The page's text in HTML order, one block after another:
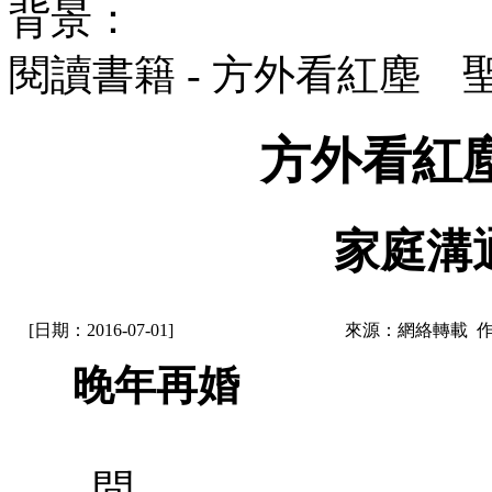
背景：
閱讀書籍 - 方外看紅塵
方外看
家庭溝
[日期：2016-07-01] 來源：網絡轉載
晚年再婚